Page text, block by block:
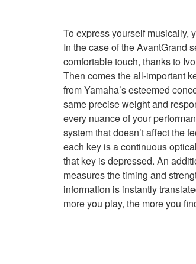
To express yourself musically,
In the case of the AvantGrand
comfortable touch, thanks to
Then comes the all-important
from Yamaha’s esteemed
same precise weight and
every nuance of your
system that doesn’t affect the
each key is a continuous
that key is depressed. An
measures the timing and
information is instantly
more you play, the more you